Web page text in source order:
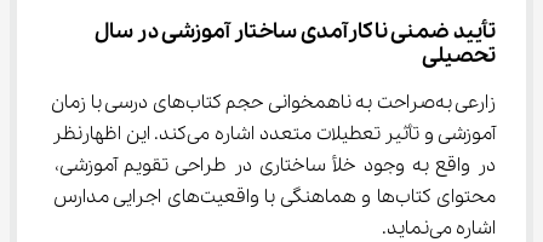
تأیید ضمنی ناکارآمدی ساختار آموزشی در سال
تحصیلی
زارعی به‌صراحت به ناهمخوانی حجم کتاب‌های درسی با زمان
آموزشی و تأثیر تعطیلات متعدد اشاره می‌کند. این اظهارنظر
در واقع به وجود خلأ ساختاری در طراحی تقویم آموزشی،
محتوای کتاب‌ها و هماهنگی با واقعیت‌های اجرایی مدارس
اشاره می‌نماید.